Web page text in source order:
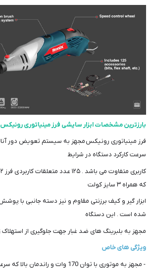
بارزترین مشخصات ابزار سایشی فرز مینیاتوری رونیکس
فرز مینیاتوری رونیکس مجهز به سیستم تعویض دور
سرعت کارکرد دستگاه در شرایط
که همراه ۳ سایز کولت
ابزار گیر و کیف برزنتی مقاوم و نیز دسته جانبی با
شده است . این دستگاه
مجهز به بلبرینگ های ضد غبار جهت جلوگیری از
ویژگی های خاص